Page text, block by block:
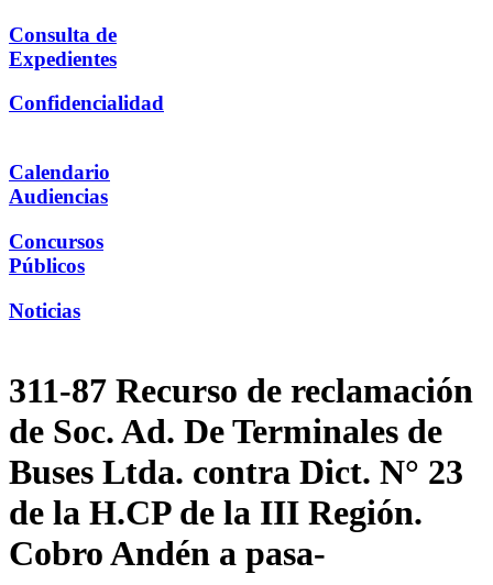
Consulta de
Expedientes
Confidencialidad
Calendario
Audiencias
Concursos
Públicos
Noticias
311-87 Recurso de reclamación
de Soc. Ad. De Terminales de
Buses Ltda. contra Dict. N° 23
de la H.CP de la III Región.
Cobro Andén a pasa-